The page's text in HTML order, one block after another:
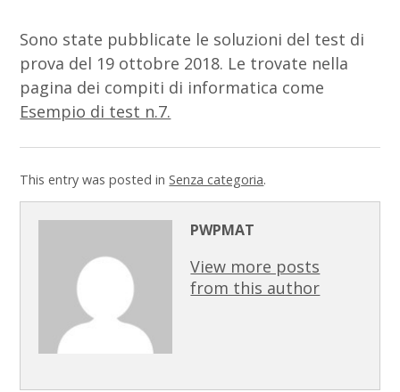
Sono state pubblicate le soluzioni del test di
prova del 19 ottobre 2018. Le trovate nella
pagina dei compiti di informatica come
Esempio di test n.7.
This entry was posted inSenza categoria.
PWPMAT
View more posts
from this author